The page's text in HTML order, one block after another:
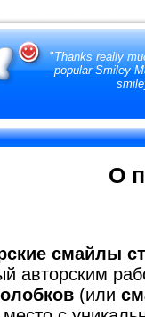
"Thanks really
popular Smiley
О
смайлы
авторским
(или